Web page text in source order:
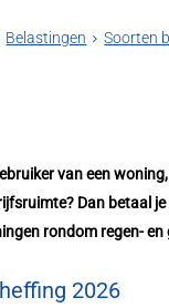
Belastingen
Soorten
van een
Dan betaal
rondom regen-
2026